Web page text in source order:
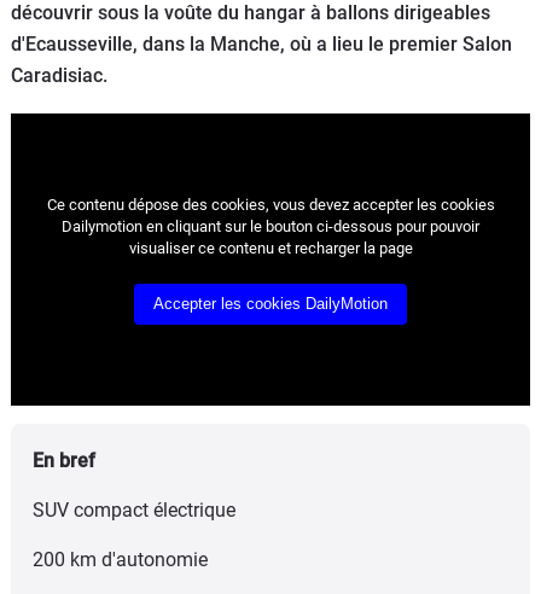
Moto
Marques
découvrir sous la voûte du hangar à ballons dirigeables
d'Ecausseville, dans la Manche, où a lieu le premier Salon
Caradisiac.
Ce contenu dépose des cookies, vous devez accepter les cookies
Dailymotion en cliquant sur le bouton ci-dessous pour pouvoir
visualiser ce contenu et recharger la page
Accepter les cookies DailyMotion
En bref
SUV compact électrique
200 km d'autonomie